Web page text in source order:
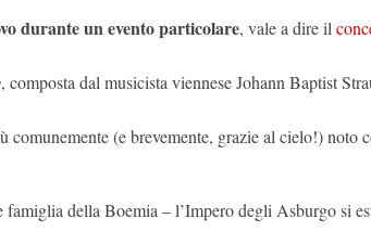
durante un evento particolare, vale a dire il
, composta dal musicista viennese Johann Baptist
(e brevemente, grazie al cielo!) noto
della Boemia – l’Impero degli Asburgo si